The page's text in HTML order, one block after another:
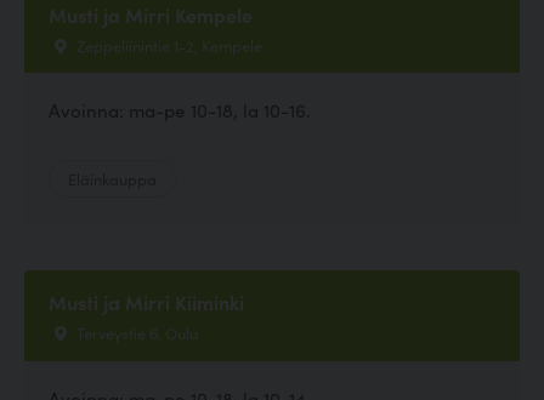
Musti ja Mirri Kempele
Zeppeliinintie 1-2, Kempele
Avoinna: ma-pe 10-18, la 10-16.
Musti ja Mirri Kiiminki
Terveystie 6, Oulu